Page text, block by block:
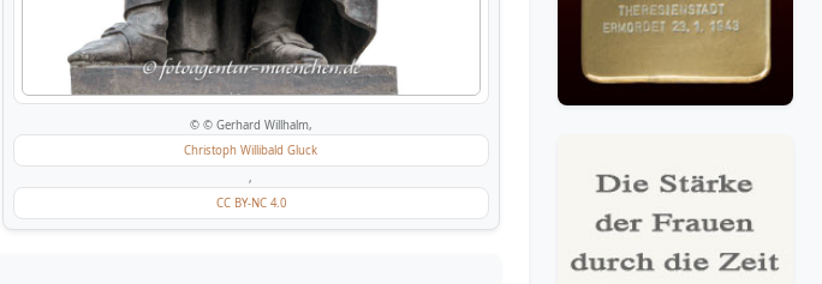
© © Gerhard Willhalm,
Christoph Willibald Gluck
,
CC BY-NC 4.0